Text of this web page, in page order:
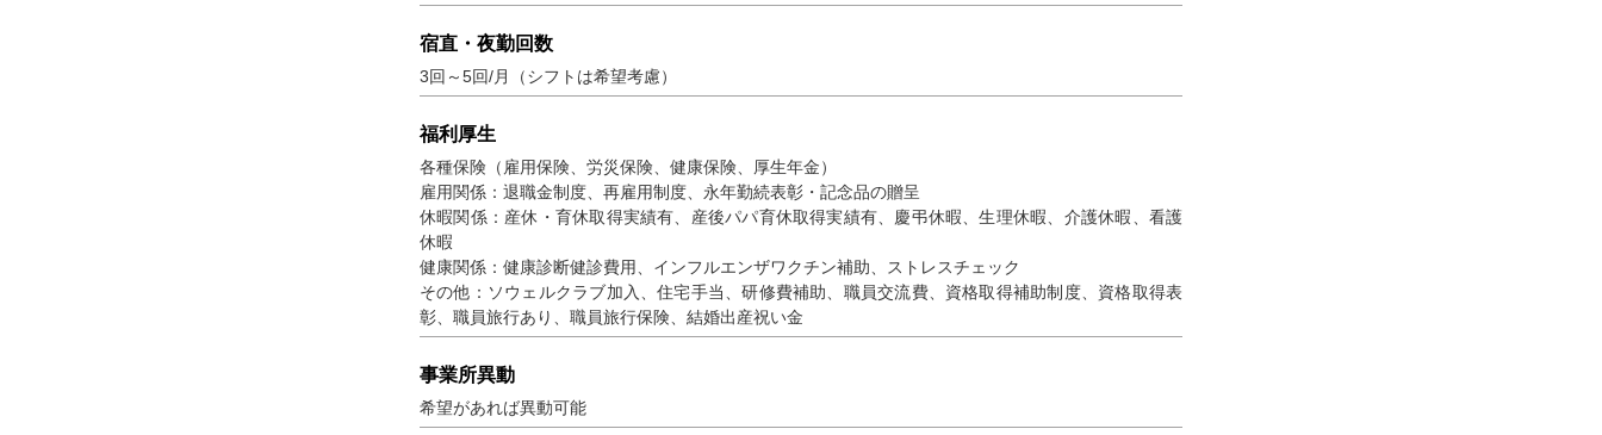
宿直・夜勤回数
3回～5回/月（シフトは希望考慮）
福利厚生
各種保険（雇用保険、労災保険、健康保険、厚生年金）
雇用関係：退職金制度、再雇用制度、永年勤続表彰・記念品の贈呈
休暇関係：産休・育休取得実績有、産後パパ育休取得実績有、慶弔休暇、生理休暇、介護休暇、看護
休暇
健康関係：健康診断健診費用、インフルエンザワクチン補助、ストレスチェック
その他：ソウェルクラブ加入、住宅手当、研修費補助、職員交流費、資格取得補助制度、資格取得表
彰、職員旅行あり、職員旅行保険、結婚出産祝い金
事業所異動
希望があれば異動可能